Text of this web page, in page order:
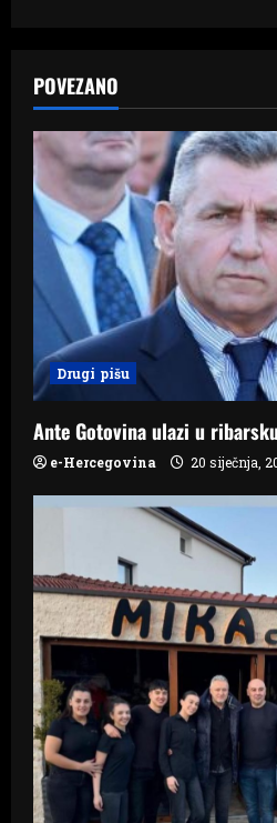
a
v
i
g
t
i
o
n
POVEZANO
Drugi pišu
Ante Gotovina ulazi u
e-Hercegovina 20 siječnja,